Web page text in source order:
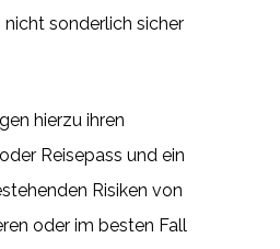
sonderlich sicher
hierzu ihren
Reisepass und ein
Risiken von
oder im besten Fall